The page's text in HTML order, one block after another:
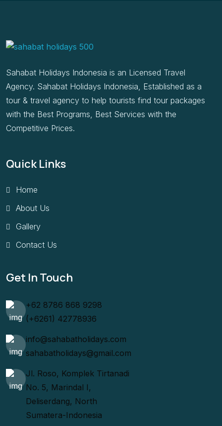
Sahabat Holidays Indonesia is an Licensed Travel
Agency. Sahabat Holidays Indonesia, Established as a
tour & travel agency to help tourists find tour packages
with the Best Programs, Best Services with the
Competitive Prices.
Quick Links
Home
About Us
Gallery
Contact Us
Get In Touch
+62 8786 868 9298
(+6261) 42778936
info@sahabatholidays.com
sahabatholidays@gmail.com
Jl. Roso, Komplek Tirtanadi
No. 5, Marindal I,
Deliserdang, North
Sumatera-Indonesia